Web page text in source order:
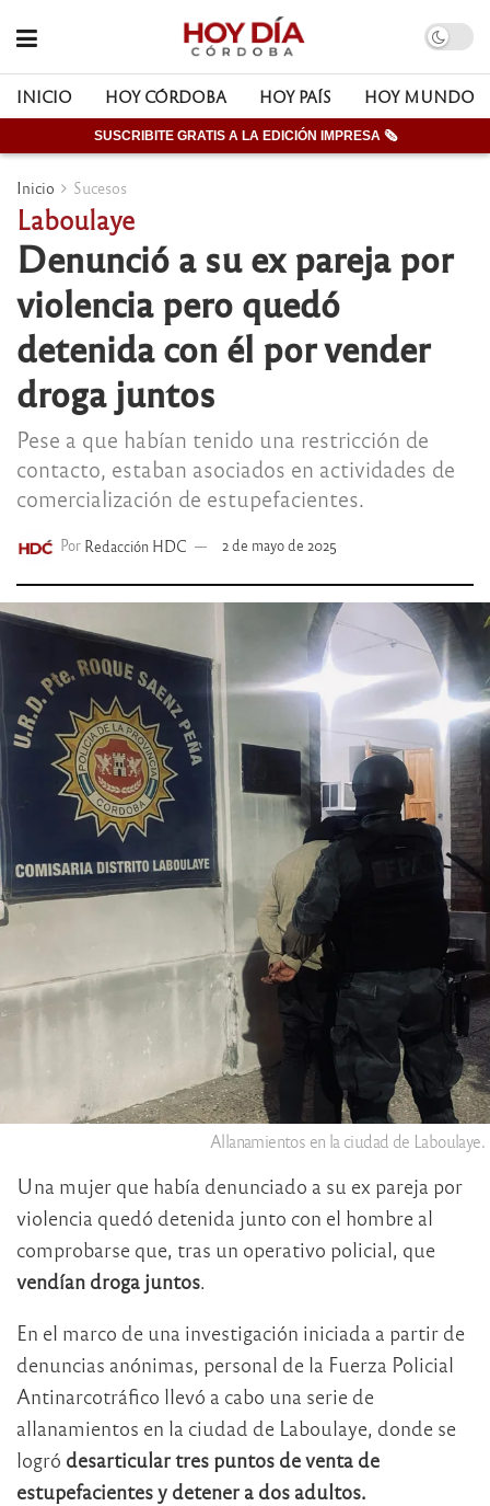
INICIO HOY CÓRDOBA HOY PAÍS HOY MUNDO
SUSCRIBITE GRATIS A LA EDICIÓN IMPRESA 🗞
Inicio Sucesos
Laboulaye
Denunció a su ex pareja por
violencia pero quedó
detenida con él por vender
droga juntos
Pese a que habían tenido una restricción de
contacto, estaban asociados en actividades de
comercialización de estupefacientes.
Por Redacción HDC 2 de mayo de 2025
Allanamientos en la ciudad de Laboulaye.
Una mujer que había denunciado a su ex pareja por
violencia quedó detenida junto con el hombre al
comprobarse que, tras un operativo policial, que
vendían droga juntos.
En el marco de una investigación iniciada a partir de
denuncias anónimas, personal de la Fuerza Policial
Antinarcotráfico llevó a cabo una serie de
allanamientos en la ciudad de Laboulaye, donde se
logró desarticular tres puntos de venta de
estupefacientes y detener a dos adultos.